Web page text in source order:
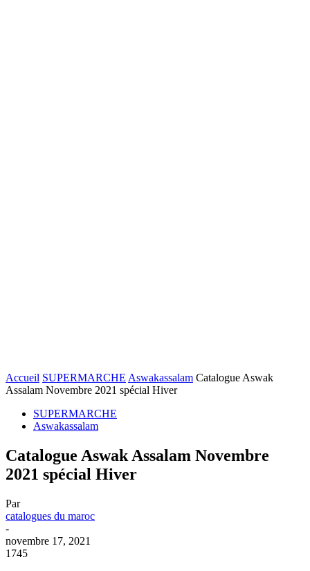
Accueil SUPERMARCHE Aswakassalam Catalogue Aswak
Assalam Novembre 2021 spécial Hiver
SUPERMARCHE
Aswakassalam
Catalogue Aswak Assalam Novembre
2021 spécial Hiver
Par
catalogues du maroc
-
novembre 17, 2021
1745